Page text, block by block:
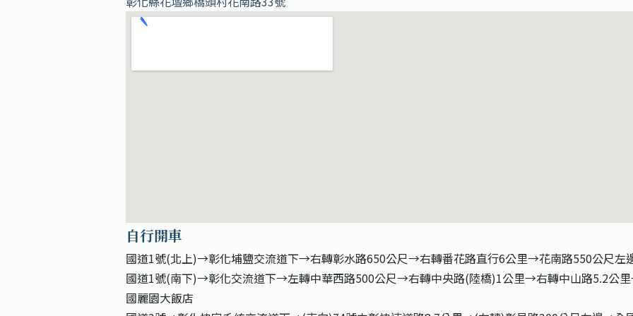
自行開車
國道1號(北上)→彰化埔鹽交流道下→右轉彰水路650公尺→右轉番花路直行6公里→花南路550公尺左
國道1號(南下)→彰化交流道下→左轉中華西路500公尺→右轉中央路(陸橋)1公里→右轉中山路5.2公
國麗園大飯店